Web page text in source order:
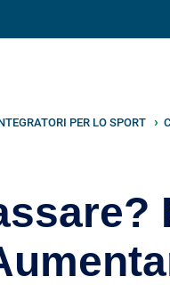
PER LO SPORT